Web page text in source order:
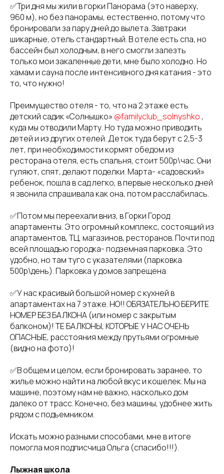
✅Три дня мы жили в горки Панорама (это наверху,
960 м), но без панорамы, естественно, потому что
бронировали за пару дней до вылета. Завтраки
шикарные, отель стандартный. В отеле есть спа, но
бассейн был холодным, в него смогли залезть
только мои закаленные дети, мне было холодно. Но
хамам и сауна после интенсивного дня катания - это
то, что нужно!
Преимущество отеля - то, что на 2 этаже есть
детский садик «Солнышко» @familyclub_solnyshko ,
куда мы отводили Марту. Но туда можно приводить
детей и из других отелей. Деток туда берут с 2,5-3
лет, при необходимости кормят обедом из
ресторана отеля, есть спальня, стоит 500р\час. Они
гуляют, спят, делают поделки. Марта- «садовский»
ребенок, пошла в сад легко, в первые несколько дней
я звонила спрашивала как она, потом расслабилась.
✅Потом мы переехали вниз, в Горки Город
апартаменты. Это огромный комплекс, состоящий из
апартаментов, ТЦ, магазинов, ресторанов. Почти под
всей площадью городка- подземная парковка. Это
удобно, но там туго с указателями (парковка
500р\день). Парковка у домов запрещена.
✅У нас красивый большой номер с кухней в
апартаментах на 7 этаже. НО!! ОБЯЗАТЕЛЬНО БЕРИТЕ
НОМЕР БЕЗ БАЛКОНА (или номер с закрытым
балконом)! ТЕ БАЛКОНЫ, КОТОРЫЕ У НАС ОЧЕНЬ
ОПАСНЫЕ, расстояния между прутьями огромные
(видно на фото)!
✅В общем и целом, если бронировать заранее, то
жилье можно найти на любой вкус и кошелек. Мы на
машине, поэтому нам не важно, насколько дом
далеко от трасс. Конечно, без машины, удобнее жить
рядом с подъемником.
Искать можно разными способами, мне в итоге
помогла моя подписчица Ольга (спасибо!!!).
Лыжная школа